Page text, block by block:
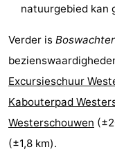
Speeltuinen
-
Binnenspeeltuinen
Bowlen
-
natuurgebied kan
Verder is
Excursieschuur
Kabouterpad
Westerschouwen
(±1,8 km).